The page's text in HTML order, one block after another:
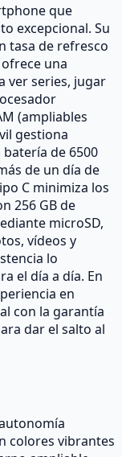
que
excepcional. Su
tasa de refresco
una
ver series, jugar
(ampliables
gestiona
de 6500
de un día de
C minimiza los
256 GB de
microSD,
vídeos y
lo
el día a día. En
en
con la garantía
dar el salto al
colores vibrantes